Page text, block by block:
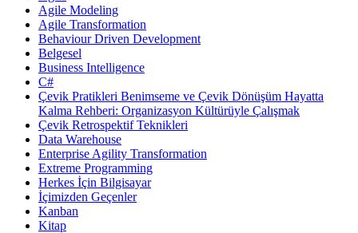
Agile Modeling
Agile Transformation
Behaviour Driven Development
Belgesel
Business Intelligence
C#
Çevik Pratikleri Benimseme ve Çevik Dönüşüm Hayatta
Kalma Rehberi: Organizasyon Kültürüyle Çalışmak
Çevik Retrospektif Teknikleri
Data Warehouse
Enterprise Agility Transformation
Extreme Programming
Herkes İçin Bilgisayar
İçimizden Geçenler
Kanban
Kitap